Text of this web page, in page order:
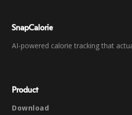
SnapCalorie
AI-powered calorie tracking that
Product
Download